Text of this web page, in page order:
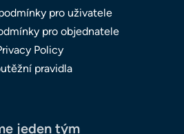
pro uživatele
pro objednatele
Policy
pravidla
jeden tým